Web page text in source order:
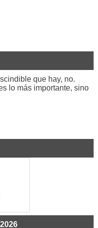
que hay, no.
lo más importante, sino